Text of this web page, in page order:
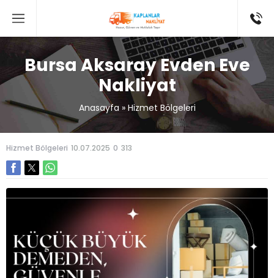
Bursa Aksaray Evden Eve
Nakliyat
Anasayfa» Hizmet Bölgeleri
Hizmet Bölgeleri 10.07.2025 0 313